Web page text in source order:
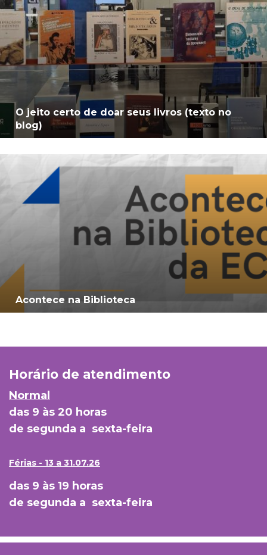
O jeito certo de doar seus livros (texto no
blog)
Acontece na Biblioteca
Horário de atendimento
Normal
das 9 às 20 horas
de segunda a sexta-feira
Férias - 13 a 31.07.26
das 9 às 19 horas
de segunda a sexta-feira